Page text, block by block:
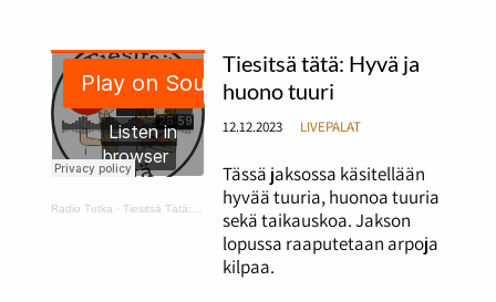
Radio Tutka ·Tiesitsä Tätä: hyvä ja huono tuuri
Tiesitsä tätä: Hyvä ja
huono tuuri
12.12.2023 LIVEPALAT
Tässä jaksossa käsitellään
hyvää tuuria, huonoa tuuria
sekä taikauskoa. Jakson
lopussa raaputetaan arpoja
kilpaa.